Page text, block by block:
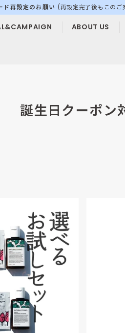
ス
ラ
停
夏季休業中の発送についてお知
ABOUT US
誕生日クーポン